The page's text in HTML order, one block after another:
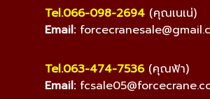
Tel.066-098-2694 (คุณเนเน่)
Email:
Tel.063-474-7536(คุณฟ้า)
Email: